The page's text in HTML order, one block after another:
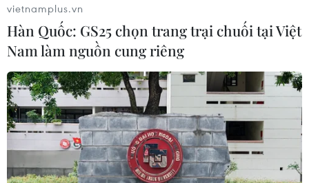
vietnamplus.vn
Hàn Quốc: GS25 chọn trang trại chuối tại Việt
Nam làm nguồn cung riêng